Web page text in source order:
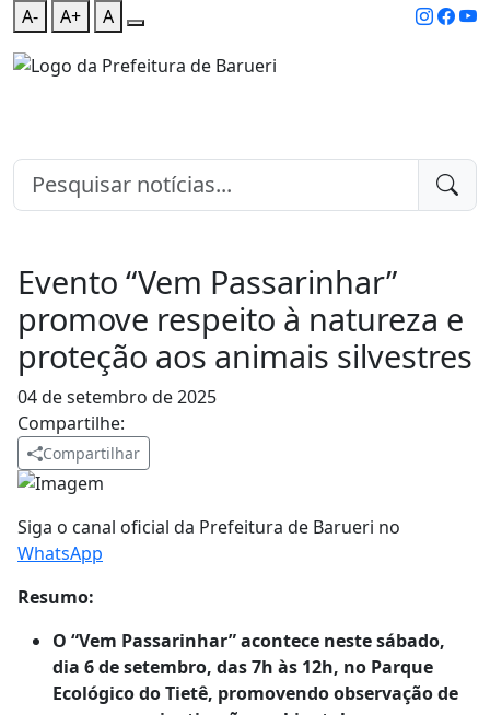
A- A+ A
Evento “Vem Passarinhar”
promove respeito à natureza e
proteção aos animais silvestres
04 de setembro de 2025
Compartilhe:
Compartilhar
Siga o canal oficial da Prefeitura de Barueri no
WhatsApp
Resumo:
O “Vem Passarinhar” acontece neste sábado,
dia 6 de setembro, das 7h às 12h, no Parque
Ecológico do Tietê, promovendo observação de